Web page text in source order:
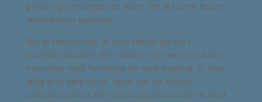
portion grundlæggende viden, for at kunne bruge
wattmåleren optimalt.
Det er nødvendigt, at man sætter sig ind i
arbejdsredskabet eller allierer sig med en træner/
instruktør med forståelse for watt træning. Er man
villig til at gøre dette, ligger der for mange
udendørsryttere eller spinningsentusiaster et klart